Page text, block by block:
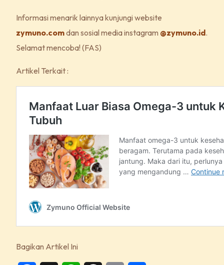
Informasi menarik lainnya kunjungi website
zymuno.comdan sosial media instagram @zymuno.id.
Selamat mencoba! (FAS)
Artikel Terkait :
Bagikan Artikel Ini